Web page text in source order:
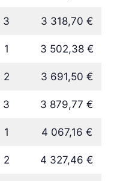
3 3 318,70 €
1 3 502,38 €
2 3 691,50 €
3 3 879,77 €
1 4 067,16 €
2 4 327,46 €